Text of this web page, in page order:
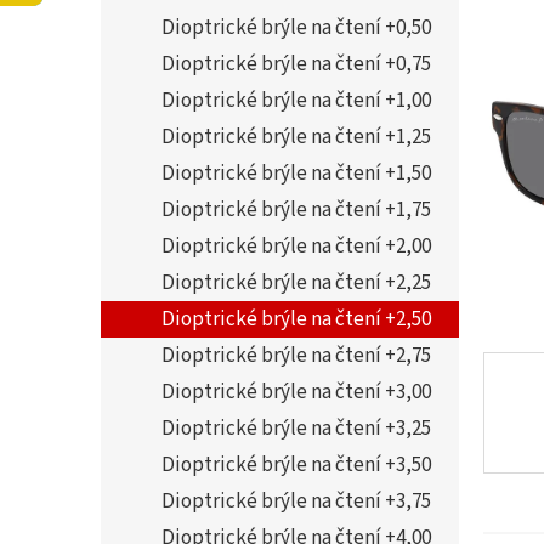
Dioptrické brýle na čtení +0,50
Dioptrické brýle na čtení +0,75
Dioptrické brýle na čtení +1,00
Dioptrické brýle na čtení +1,25
Dioptrické brýle na čtení +1,50
Dioptrické brýle na čtení +1,75
Dioptrické brýle na čtení +2,00
Dioptrické brýle na čtení +2,25
Dioptrické brýle na čtení +2,50
Dioptrické brýle na čtení +2,75
Dioptrické brýle na čtení +3,00
Dioptrické brýle na čtení +3,25
Dioptrické brýle na čtení +3,50
Dioptrické brýle na čtení +3,75
Dioptrické brýle na čtení +4,00